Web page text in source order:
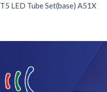
T5 LED Tube Set(base) A51X